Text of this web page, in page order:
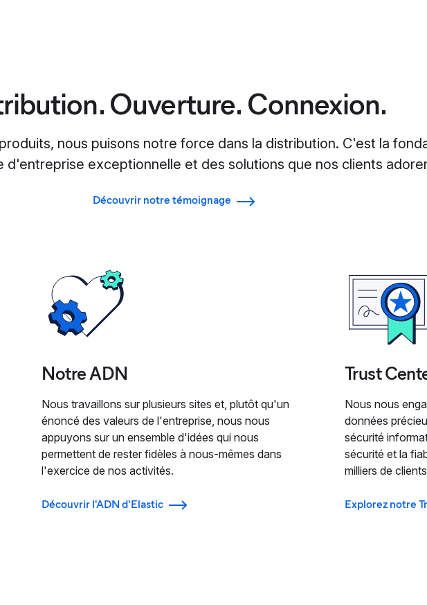
Ouverture. Connexion.
nous puisons notre force dans la distribution. C'est la
d'entreprise exceptionnelle et des solutions que nos clients
Découvrir notre témoignage
Notre ADN
Nous travaillons sur plusieurs sites et, plutôt qu'un
énoncé des valeurs de l'entreprise, nous nous
appuyons sur un ensemble d'idées qui nous
permettent de rester fidèles à nous-mêmes dans
l'exercice de nos activités.
Découvrir l'ADN d'Elastic
Trust
Nous nous
données
sécurité
sécurité et la
milliers de
Explorez notre